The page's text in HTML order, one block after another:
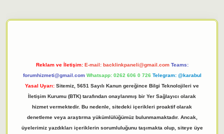
Reklam ve İletişim: E-mail: backlinkpaneli@gmail.com Teams:
forumhizmeti@gmail.com Whatsapp: 0262 606 0 726 Telegram: @karabul
Yasal Uyarı: Sitemiz, 5651 Sayılı Kanun gereğince Bilgi Teknolojileri ve
İletişim Kurumu (BTK) tarafından onaylanmış bir Yer Sağlayıcı olarak
hizmet vermektedir. Bu nedenle, sitedeki içerikleri proaktif olarak
denetleme veya araştırma yükümlülüğümüz bulunmamaktadır. Ancak,
üyelerimiz yazdıkları içeriklerin sorumluluğunu taşımakta olup, siteye üye